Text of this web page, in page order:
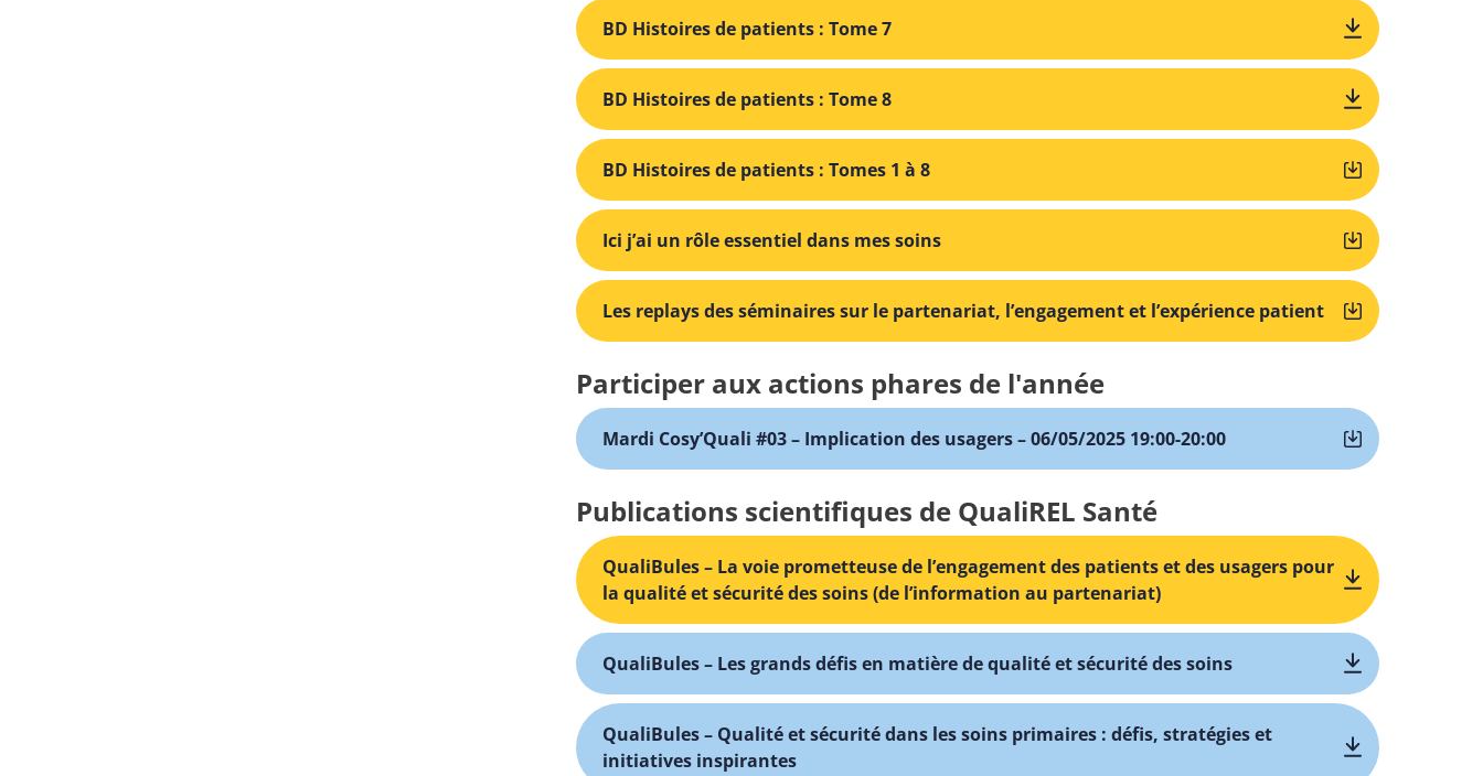
BD Histoires de patients : Tome 7
BD Histoires de patients : Tome 8
BD Histoires de patients : Tomes 1 à 8
Ici j’ai un rôle essentiel dans mes soins
Les replays des séminaires sur le partenariat, l’engagement et l’expérience patient
Participer aux actions phares de l'année
Mardi Cosy’Quali #03 – Implication des usagers – 06/05/2025 19:00-20:00
Publications scientifiques de QualiREL Santé
QualiBules – La voie prometteuse de l’engagement des patients et des usagers pour
la qualité et sécurité des soins (de l’information au partenariat)
QualiBules – Les grands défis en matière de qualité et sécurité des soins
QualiBules – Qualité et sécurité dans les soins primaires : défis, stratégies et
initiatives inspirantes